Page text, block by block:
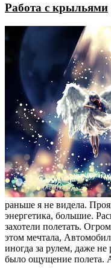
Работа с крыльями
раньше я не видела.
энергетика, большие.
захотели полетать.
этом мечтала,
иногда за рулем, даже не
было ощущение полета.